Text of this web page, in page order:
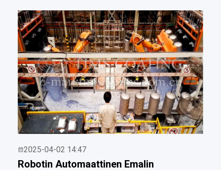
2025-04-02 14:47
Robotin Automaattinen Emalin